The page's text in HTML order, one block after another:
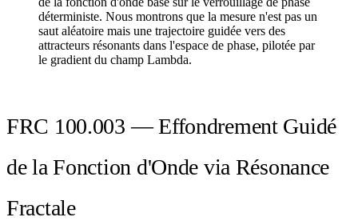
déterministe. Nous montrons que la mesure n'est pas un
saut aléatoire mais une trajectoire guidée vers des
attracteurs résonants dans l'espace de phase, pilotée par
le gradient du champ Lambda.
FRC 100.003 — Effondrement Guidé
de la Fonction d'Onde via Résonance
Fractale